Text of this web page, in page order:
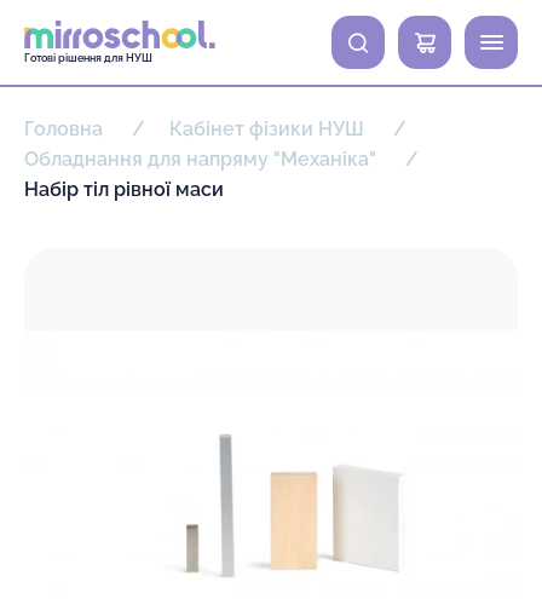
Готові рішення для НУШ
0
Головна
Кабінет фізики НУШ
Обладнання для напряму "Механіка"
Набір тіл рівної маси